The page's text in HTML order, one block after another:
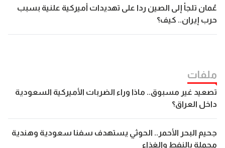
عُمان تلجأ إلى الصين ردا على تهديدات أميركية علنية بسبب
حرب إيران.. كيف؟
ملفات
تصعيد غير مسبوق.. ماذا وراء الضربات الأميركية السعودية
داخل العراق؟
جحيم البحر الأحمر.. الحوثي يستهدف سفنا سعودية وهندية
محملة بالنفط والغذاء